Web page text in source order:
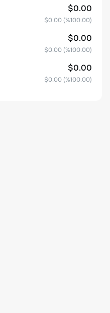
$0.00
$0.00 (%100.00)
$0.00
$0.00 (%100.00)
$0.00
$0.00 (%100.00)